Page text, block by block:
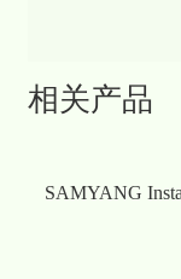
相关产品
SAMYANG